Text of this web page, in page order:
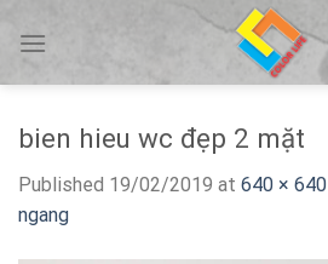
bien hieu wc đẹp 2 mặt
Published 19/02/2019 at 640 × 640
ngang